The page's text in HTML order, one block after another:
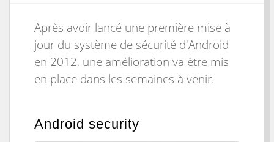
Après avoir lancé une première mise à
jour du système de sécurité d'Android
en 2012, une amélioration va être mis
en place dans les semaines à venir.
Android security